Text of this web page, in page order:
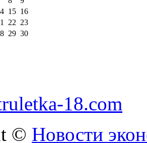
15 16
22 23
29 30
18.com
© Новости